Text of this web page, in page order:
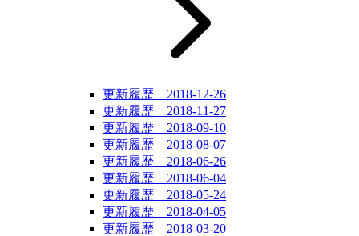
更新履歴 2018-12-26
更新履歴 2018-11-27
更新履歴 2018-09-10
更新履歴 2018-08-07
更新履歴 2018-06-26
更新履歴 2018-06-04
更新履歴 2018-05-24
更新履歴 2018-04-05
更新履歴 2018-03-20